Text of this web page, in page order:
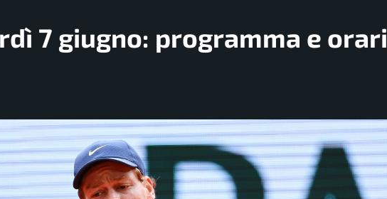
7 giugno: programma e orari